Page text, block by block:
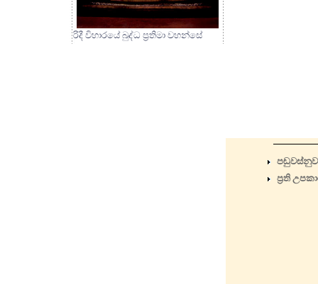
රිදී විහාරයේ බුද්ධ ප්‍රතිමා වහන්සේ
ප්‍රති